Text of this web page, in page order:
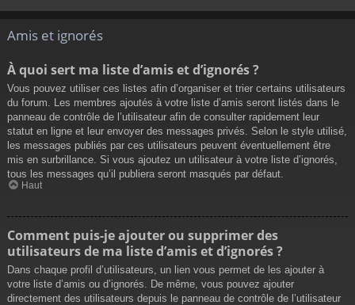
Amis et ignorés
À quoi sert ma liste d’amis et d’ignorés ?
Vous pouvez utiliser ces listes afin d’organiser et trier certains utilisateurs
du forum. Les membres ajoutés à votre liste d’amis seront listés dans le
panneau de contrôle de l’utilisateur afin de consulter rapidement leur
statut en ligne et leur envoyer des messages privés. Selon le style utilisé,
les messages publiés par ces utilisateurs peuvent éventuellement être
mis en surbrillance. Si vous ajoutez un utilisateur à votre liste d’ignorés,
tous les messages qu’il publiera seront masqués par défaut.
Haut
Comment puis-je ajouter ou supprimer des
utilisateurs de ma liste d’amis et d’ignorés ?
Dans chaque profil d’utilisateurs, un lien vous permet de les ajouter à
votre liste d’amis ou d’ignorés. De même, vous pouvez ajouter
directement des utilisateurs depuis le panneau de contrôle de l’utilisateur